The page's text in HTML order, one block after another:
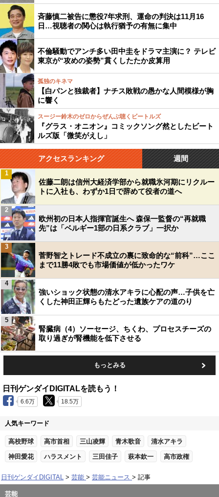
斉藤慎二被告に懲役7年求刑、運命の判決は11月16
日…視聴者の関心は執行猶予の有無に集中
不倫騒動でアンチ多い田中圭をドラマ主演に？ テレビ
東京が“攻めの姿勢”貫くしたたか皮算用
孤独のキネマ
【白パンと独裁者】ナチス敗戦の愚かな人間模様が胸
に響く
スージー鈴木のゼロからぜんぶ聴くビートルズ
『グラス・オニオン』コミックソング然としたビート
ルズ版「微笑がえし」
アクセスランキング 週間
佐藤二朗は信州大経済学部から就職氷河期にリクルー
トに入社も、わずか1日で辞めて役者の道へ
1
欧州初の日本人指揮官誕生へ 森保一監督の“再就職
先”は「ベルギー1部の日系クラブ」一択か
2
菅野智之トレード不成立の裏に致命的な“前科”…ここ
まで11勝4敗でも市場価値が低かったワケ
3
強いショック状態の清水アキラに心配の声…子供を亡
くした神田正輝らもたどった遺族ケアの道のり
4
腎臓病（4）ソーセージ、ちくわ、プロセスチーズの
取り過ぎが腎機能を低下させる
5
もっとみる
日刊ゲンダイDIGITALを読もう！
6.6万 18.5万
人気キーワード
高校野球 高市首相 三山凌輝 青木歌音 清水アキラ
神田愛花 ハラスメント 三田佳子 萩本欽一 高市政権
日刊ゲンダイDIGITAL 芸能 芸能ニュース 記事
芸能